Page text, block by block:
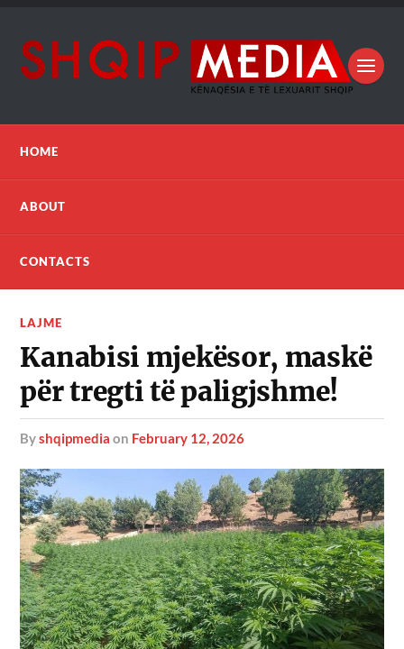
HOME
ABOUT
CONTACTS
LAJME
Kanabisi mjekësor, maskë
për tregti të paligjshme!
byshqipmedia on February 12, 2026